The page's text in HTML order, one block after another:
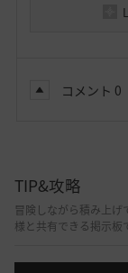
コメント 0
TIP&攻略
冒険しながら積み上
様と共有できる掲示板